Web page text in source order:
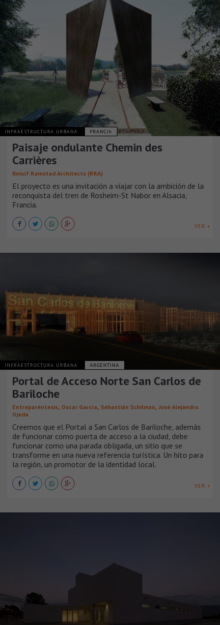
INFRAESTRUCTURA URBANA FRANCIA
Paisaje ondulante Chemin des
Carrières
Reiulf Ramstad Architects (RRA)
El proyecto es una invitación a viajar con la ambición de la
reconquista del tren de Rosheim-St Nabor en Alsacia,
Francia.
VER +
INFRAESTRUCTURA URBANA ARGENTINA
Portal de Acceso Norte San Carlos de
Bariloche
Entreparéntesis, Oscar García, Sebastián Schilman, José Alejandro
Ojeda
Creemos que el Portal a San Carlos de Bariloche, además
de funcionar como puerta de acceso a la ciudad, debe
funcionar como una parada obligada, un sitio que se
transforme en una nueva referencia turística. Un hito para
la región, un promotor de la identidad local.
VER +